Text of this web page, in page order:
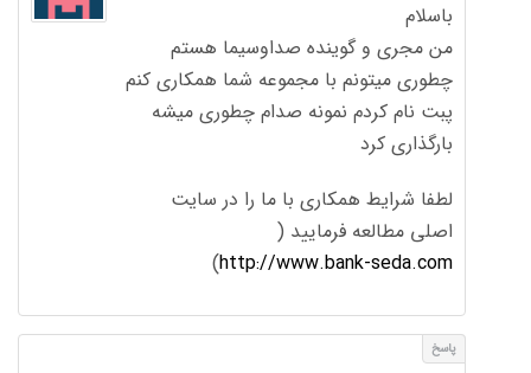
باسلام
من مجری و گوینده صداوسیما هستم
چطوری میتونم با مجموعه شما همکاری کنم
پبت نام کردم نمونه صدام چطوری میشه
بارگذاری کرد
لطفا شرایط همکاری با ما را در سایت
اصلی مطالعه فرمایید (
http://www.bank-seda.com
)
پاسخ